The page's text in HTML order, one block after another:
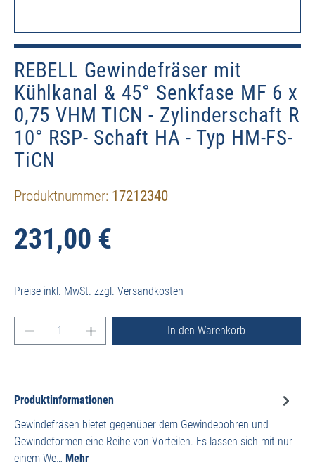
REBELL Gewindefräser mit
Kühlkanal & 45° Senkfase MF 6 x
0,75 VHM TICN - Zylinderschaft R
10° RSP- Schaft HA - Typ HM-FS-
TiCN
Produktnummer: 17212340
231,00 €
Preise inkl. MwSt. zzgl. Versandkosten
Produkt Anzahl: Gib den gewünschten Wert ein
In den Warenkorb
Produktinformationen
Gewindefräsen bietet gegenüber dem Gewindebohren und
Gewindeformen eine Reihe von Vorteilen. Es lassen sich mit nur
einem We… Mehr